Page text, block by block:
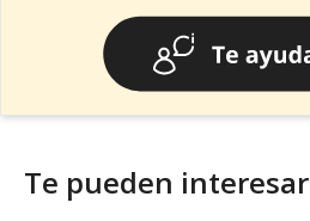
Te pueden interesar